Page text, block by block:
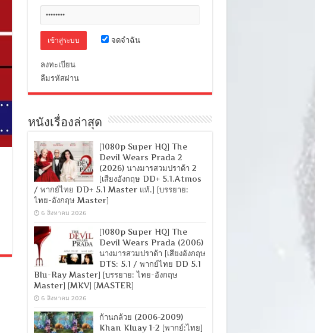
จดจำฉัน
ลงทะเบียน
ลืมรหัสผ่าน
หนังเรื่องล่าสุด
[1080p Super HQ] The
Devil Wears Prada 2
(2026) นางมารสวมปราด้า 2
[เสียงอังกฤษ DD+ 5.1.Atmos
/ พากย์ไทย DD+ 5.1 Master แท้.] [บรรยาย:
ไทย-อังกฤษ Master]
6 สิงหาคม 2026
[1080p Super HQ] The
Devil Wears Prada (2006)
นางมารสวมปราด้า [เสียงอังกฤษ
DTS: 5.1 / พากย์ไทย DD 5.1
Blu-Ray Master] [บรรยาย: ไทย-อังกฤษ
Master] [MKV] [MASTER]
6 สิงหาคม 2026
ก้านกล้วย (2006-2009)
Khan Kluay 1-2 [พากย์:ไทย]